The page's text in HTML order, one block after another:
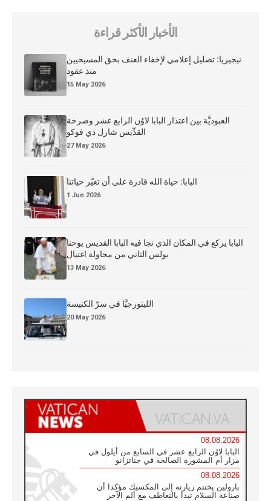
الأخبار الأكثر قراءة
نيجيريا: تضليل إعلامي لإخفاء العنف بحق المسيحيين
منذ عقود
15 May 2026
العبوديَّة بين اعتذار البابا لاوُن الرابع عشر وصرخة
القدِّيس شارل دي فوكو
27 May 2026
البابا: حياة الله قادرة على أن تغيّر حياتنا
1 Jun 2026
البابا يركع في المكان الذي نجا فيه البابا القديس يوحنا
بولس الثاني من محاولة اغتيال
13 May 2026
الليتورجيَّا في سرّ الكنيسة
20 May 2026
08.08.2026
البابا لاوُن الرابع عشر في السابع من أيلول في
مزار أم المشورة الصالحة في جناتزانو
08.08.2026
بارولين يختتم زيارته إلى المكسيك مؤكدا أن
صناعة السلام تبدأ بالتعاطف مع ألم الآخر